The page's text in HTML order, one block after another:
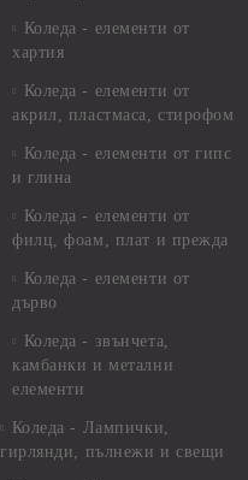
Коледа - елементи от
хартия
Коледа - елементи от
акрил, пластмаса, стирофом
Коледа - елементи от гипс
и глина
Коледа - елементи от
филц, фоам, плат и прежда
Коледа - елементи от
дърво
Коледа - звънчета,
камбанки и метални
елементи
Коледа - Лампички,
гирлянди, пълнежи и свещи